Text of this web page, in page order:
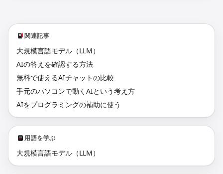
関連記事
大規模言語モデル（LLM）
AIの答えを確認する方法
無料で使えるAIチャットの比較
手元のパソコンで動くAIという考え方
AIをプログラミングの補助に使う
用語を学ぶ
大規模言語モデル（LLM）